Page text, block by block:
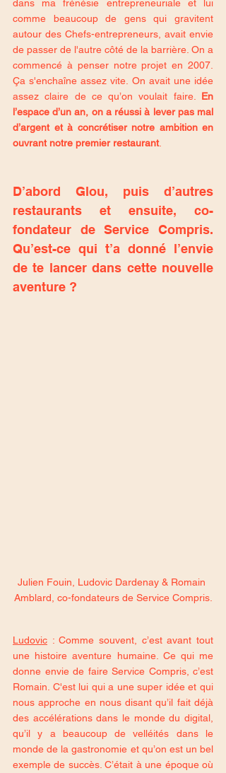
dans ma frénésie entrepreneuriale et lui
comme beaucoup de gens qui gravitent
autour des Chefs-entrepreneurs, avait envie
de passer de l'autre côté de la barrière. On a
commencé à penser notre projet en 2007.
Ça s'enchaîne assez vite. On avait une idée
assez claire de ce qu’on voulait faire. En
l’espace d’un an, on a réussi à lever pas mal
d’argent et à concrétiser notre ambition en
ouvrant notre premier restaurant.
D’abord Glou, puis d’autres
restaurants et ensuite, co-
fondateur de Service Compris.
Qu’est-ce qui t’a donné l’envie
de te lancer dans cette nouvelle
aventure ?
Julien Fouin, Ludovic Dardenay & Romain
Amblard, co-fondateurs de Service Compris.
Ludovic : Comme souvent, c’est avant tout
une histoire aventure humaine. Ce qui me
donne envie de faire Service Compris, c’est
Romain. C'est lui qui a une super idée et qui
nous approche en nous disant qu’il fait déjà
des accélérations dans le monde du digital,
qu’il y a beaucoup de velléités dans le
monde de la gastronomie et qu’on est un bel
exemple de succès. C’était à une époque où